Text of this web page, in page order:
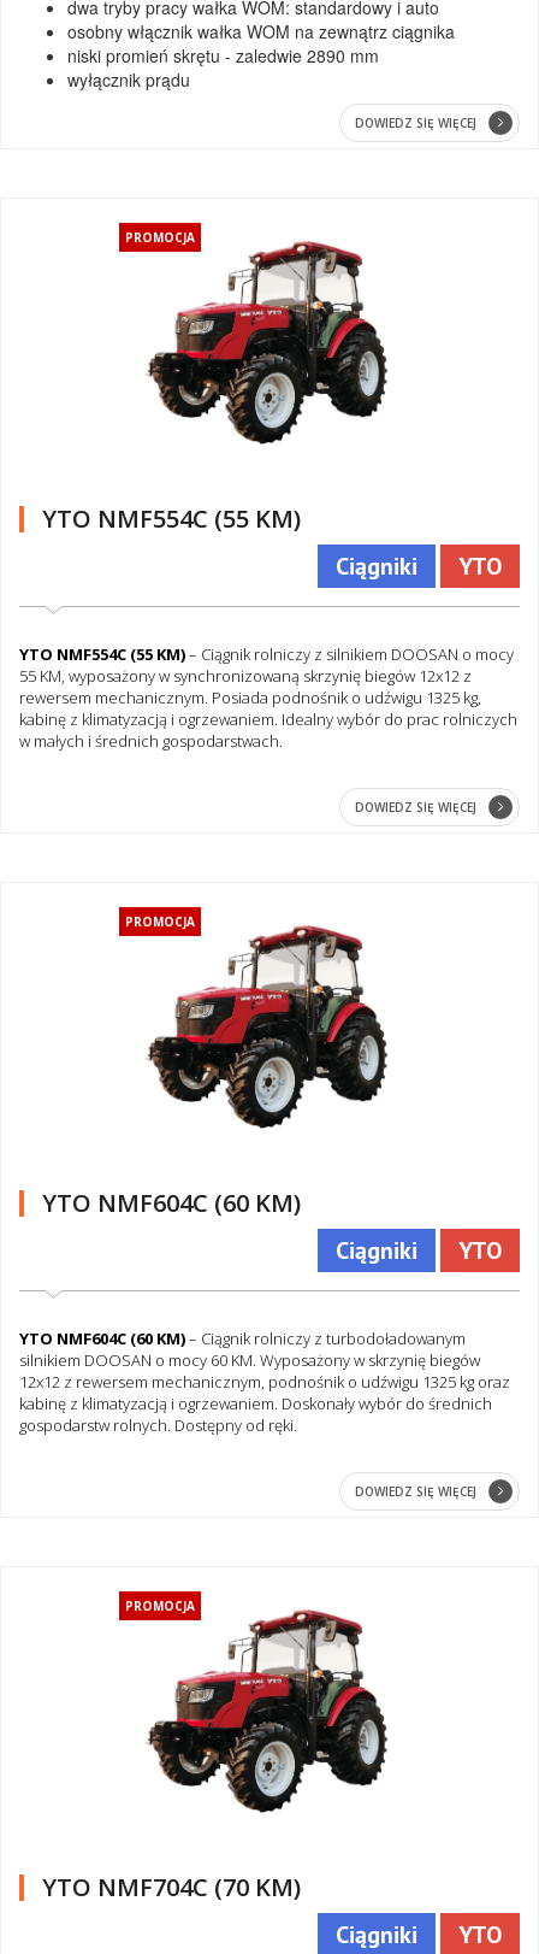
dwa tryby pracy wałka WOM: standardowy i auto
osobny włącznik wałka WOM na zewnątrz ciągnika
niski promień skrętu - zaledwie 2890 mm
wyłącznik prądu
DOWIEDZ SIĘ WIĘCEJ
PROMOCJA
YTO NMF554C (55 KM)
Ciągniki YTO
YTO NMF554C (55 KM)– Ciągnik rolniczy z silnikiem DOOSAN o mocy
55 KM, wyposażony w synchronizowaną skrzynię biegów 12x12 z
rewersem mechanicznym. Posiada podnośnik o udźwigu 1325 kg,
kabinę z klimatyzacją i ogrzewaniem. Idealny wybór do prac rolniczych
w małych i średnich gospodarstwach.
DOWIEDZ SIĘ WIĘCEJ
PROMOCJA
YTO NMF604C (60 KM)
Ciągniki YTO
YTO NMF604C (60 KM)– Ciągnik rolniczy z turbodoładowanym
silnikiem DOOSAN o mocy 60 KM. Wyposażony w skrzynię biegów
12x12 z rewersem mechanicznym, podnośnik o udźwigu 1325 kg oraz
kabinę z klimatyzacją i ogrzewaniem. Doskonały wybór do średnich
gospodarstw rolnych. Dostępny od ręki.
DOWIEDZ SIĘ WIĘCEJ
PROMOCJA
YTO NMF704C (70 KM)
Ciągniki YTO